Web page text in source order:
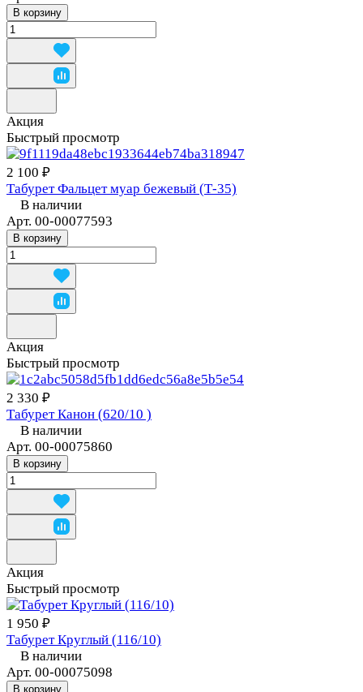
В корзину
Акция
Быстрый просмотр
2 100 ₽
Табурет Фальцет муар бежевый (Т-35)
В наличии
Арт. 00-00077593
В корзину
Акция
Быстрый просмотр
2 330 ₽
Табурет Канон (620/10 )
В наличии
Арт. 00-00075860
В корзину
Акция
Быстрый просмотр
1 950 ₽
Табурет Круглый (116/10)
В наличии
Арт. 00-00075098
В корзину